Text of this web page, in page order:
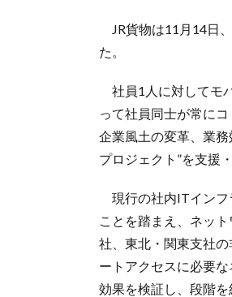
JR貨物は11月14日
た。
社員1人に対してモ
って社員同士が常に
企業風土の変革、業
プロジェクト”を支援
現行の社内ITインフ
ことを踏まえ、ネッ
社、東北・関東支社
ートアクセスに必要
効果を検証し、段階